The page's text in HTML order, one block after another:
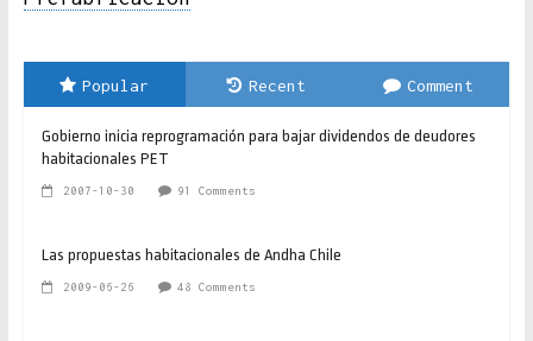
Popular Recent Comment
Gobierno inicia reprogramación para bajar dividendos de deudores
habitacionales PET
2007-10-30 91 Comments
Las propuestas habitacionales de Andha Chile
2009-06-26 48 Comments